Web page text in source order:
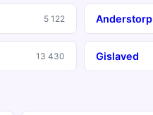
5 122 Anderstorp
13 430 Gislaved